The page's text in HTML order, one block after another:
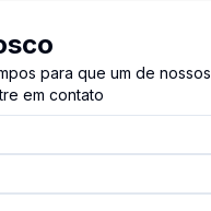
para que um de nossos
em contato